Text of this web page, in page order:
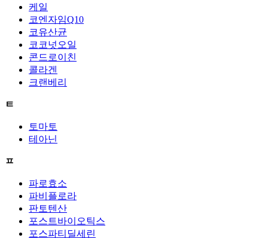
케일
코엔자임Q10
코유산균
코코넛오일
콘드로이친
콜라겐
크랜베리
ㅌ
토마토
테아닌
ㅍ
파로효소
파비플로라
판토텐산
포스트바이오틱스
포스파티딜세린